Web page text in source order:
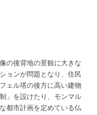
の後背地の景観に大きな
ョンが問題となり、住民
ェル塔の後方に高い建物
」を設けたり、モンマル
都市計画を定めている仏